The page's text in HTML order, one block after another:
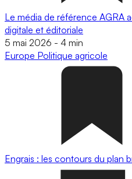
Le média de référence AGRA
digitale et éditoriale
5 mai 2026 - 4 min
Europe Politique agricole
Engrais : les contours du plan